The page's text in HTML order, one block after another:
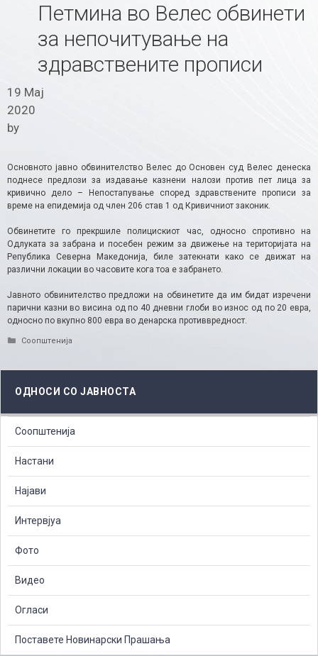
Петмина во Велес обвинети
за непочитување на
здравствените прописи
19 Мај
2020
by
Основното јавно обвинителство Велес до Основен суд Велес денеска
поднесе предлози за издавање казнени налози против пет лица за
кривично дело – Непостапување според здравствените прописи за
време на епидемија од член 206 став 1 од Кривичниот законик.
Обвинетите го прекршиле полицискиот час, односно спротивно на
Одлуката за забрана и посебен режим за движење на територијата на
Република Северна Македонија, биле затекнати како се движат на
различни локации во часовите кога тоа е забрането.
Јавното обвинителство предложи на обвинетите да им бидат изречени
парични казни во висина од по 40 дневни глоби во износ од по 20 евра,
односно по вкупно 800 евра во денарска противвредност.
Categories
Соопштенија
ОДНОСИ СО ЈАВНОСТА
Соопштенија
Настани
Најави
Интервјуа
Фото
Видео
Огласи
Поставете Новинарски Прашања